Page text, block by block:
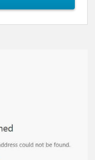
خواهم داد .
بدرود .